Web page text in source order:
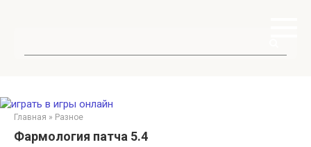
Главная » Разное
Фармология патча 5.4